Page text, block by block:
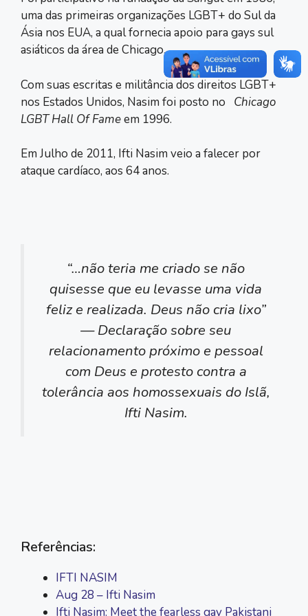
uma das primeiras organizações LGBT+ do Sul da
Ásia nos EUA, a qual fornecia apoio para gays sul
asiáticos da área de Chicago.
Com suas escritas e militância dos direitos LGBT+
nos Estados Unidos, Nasim foi posto no Chicago
LGBT Hall Of Fameem 1996.
Em Julho de 2011, Ifti Nasim veio a falecer por
ataque cardíaco, aos 64 anos.
“…não teria me criado se não
quisesse que eu levasse uma vida
feliz e realizada. Deus não cria lixo”
—Declaração sobre seu
relacionamento próximo e pessoal
com Deus e protesto contra a
tolerância aos homossexuais do Islã,
Ifti Nasim.
Referências:
IFTI NASIM
Aug 28 – Ifti Nasim
Ifti Nasim: Meet the fearless gay Pakistani